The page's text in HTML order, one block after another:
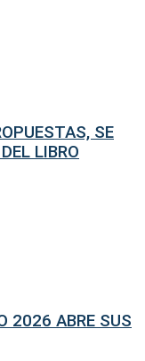
SE
LIBRO
2026 ABRE SUS